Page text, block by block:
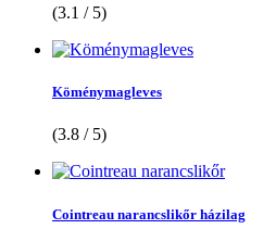
(3.1 / 5)
Köménymagleves
(3.8 / 5)
Cointreau narancslikőr házilag